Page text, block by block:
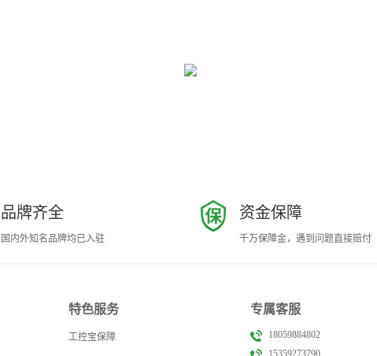
品牌齐全
国内外知名品牌均已入驻
资金保障
千万保障金，遇到问题直接赔付
特色服务
工控宝保障
专属客服
18059884802
15359273790